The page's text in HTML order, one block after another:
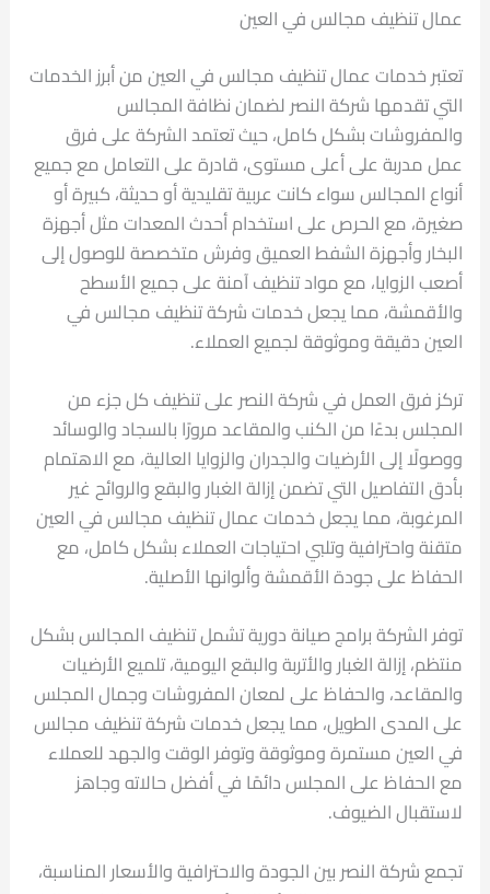
عمال تنظيف مجالس في العين
تعتبر خدمات عمال تنظيف مجالس في العين من أبرز الخدمات
التي تقدمها شركة النصر لضمان نظافة المجالس
والمفروشات بشكل كامل، حيث تعتمد الشركة على فرق
عمل مدربة على أعلى مستوى، قادرة على التعامل مع جميع
أنواع المجالس سواء كانت عربية تقليدية أو حديثة، كبيرة أو
صغيرة، مع الحرص على استخدام أحدث المعدات مثل أجهزة
البخار وأجهزة الشفط العميق وفرش متخصصة للوصول إلى
أصعب الزوايا، مع مواد تنظيف آمنة على جميع الأسطح
والأقمشة، مما يجعل خدمات شركة تنظيف مجالس في
العين دقيقة وموثوقة لجميع العملاء.
تركز فرق العمل في شركة النصر على تنظيف كل جزء من
المجلس بدءًا من الكنب والمقاعد مرورًا بالسجاد والوسائد
ووصولًا إلى الأرضيات والجدران والزوايا العالية، مع الاهتمام
بأدق التفاصيل التي تضمن إزالة الغبار والبقع والروائح غير
المرغوبة، مما يجعل خدمات عمال تنظيف مجالس في العين
متقنة واحترافية وتلبي احتياجات العملاء بشكل كامل، مع
الحفاظ على جودة الأقمشة وألوانها الأصلية.
توفر الشركة برامج صيانة دورية تشمل تنظيف المجالس بشكل
منتظم، إزالة الغبار والأتربة والبقع اليومية، تلميع الأرضيات
والمقاعد، والحفاظ على لمعان المفروشات وجمال المجلس
على المدى الطويل، مما يجعل خدمات شركة تنظيف مجالس
في العين مستمرة وموثوقة وتوفر الوقت والجهد للعملاء
مع الحفاظ على المجلس دائمًا في أفضل حالاته وجاهز
لاستقبال الضيوف.
تجمع شركة النصر بين الجودة والاحترافية والأسعار المناسبة،